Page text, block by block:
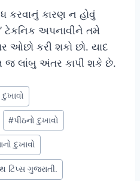
કરવાનું કારણ ન હોવું
ટેકનિક અપનાવીને તમે
ઓછો કરી શકો છો. યાદ
જ લાંબુ અંતર કાપી શકે છે.
#પીઠનો દુખાવો
દુખાવો
ટિપ્સ ગુજરાતી.